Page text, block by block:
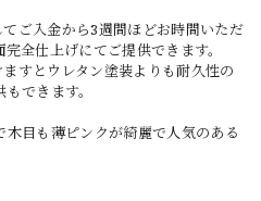
ご入金から3週間ほどお時間いただ
全仕上げにてご提供できます。
すとウレタン塗装よりも耐久性の
できます。
目も薄ピンクが綺麗で人気のある